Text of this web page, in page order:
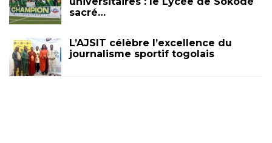
sacré…
L’AJSIT célèbre l’excellence du
journalisme sportif togolais